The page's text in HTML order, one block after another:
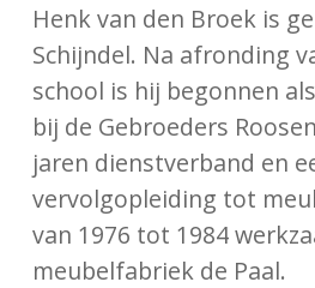
Henk van den Broek is
Schijndel. Na afronding
school is hij begonnen
bij de Gebroeders
jaren dienstverband en
vervolgopleiding tot
van 1976 tot 1984
meubelfabriek de Paal.